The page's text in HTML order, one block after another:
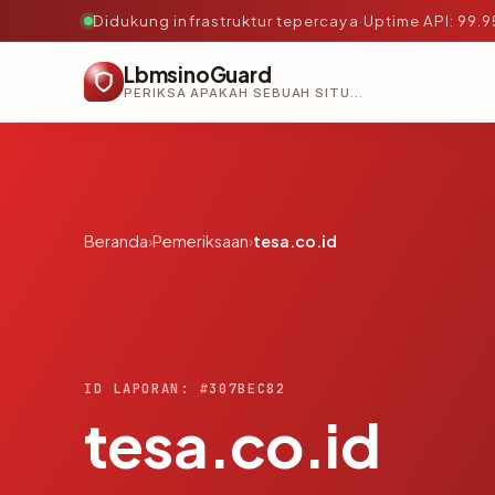
Didukung infrastruktur tepercaya·Uptime API:
LbmsinoGuard
PERIKSA APAKAH SEBUAH SITUS AMAN, TEPERCAYA, DAN TERVERIFIKASI DALAM HITUNGAN DETIK.
Beranda›Pemeriksaan›tesa.co.id
ID LAPORAN: #307BEC82
tesa.co.id